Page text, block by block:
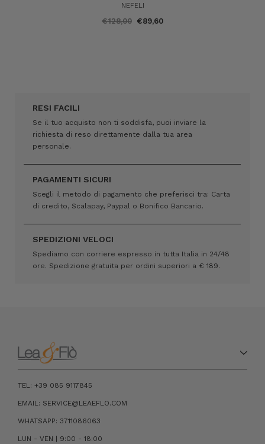
NEFELI
€128,00 €89,60
RESI FACILI
Se il tuo acquisto non ti soddisfa, puoi inviare la
richiesta di reso direttamente dalla tua area
personale.
PAGAMENTI SICURI
Scegli il metodo di pagamento che preferisci tra: Carta
di credito, Scalapay, Paypal o Bonifico Bancario.
SPEDIZIONI VELOCI
Spediamo con corriere espresso in tutta Italia in 24/48
ore. Spedizione gratuita per ordini superiori a € 189.
TEL: +39 085 9117845
EMAIL: SERVICE@LEAEFLO.COM
WHATSAPP: 3711086063
LUN - VEN | 9:00 - 18:00